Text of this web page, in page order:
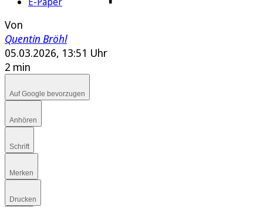
Von
Quentin Bröhl
05.03.2026, 13:51 Uhr
2 min
Auf Google bevorzugen
Anhören
Schrift
Merken
Drucken